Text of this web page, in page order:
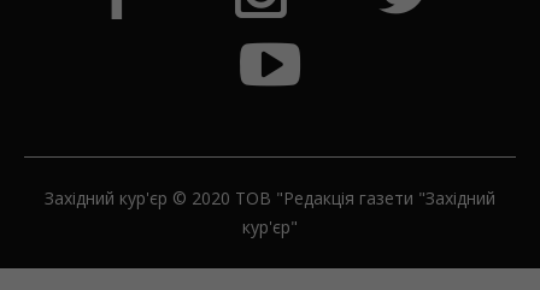
Західний кур'єр © 2020 ТОВ "Редакція газети "Західний
кур'єр"